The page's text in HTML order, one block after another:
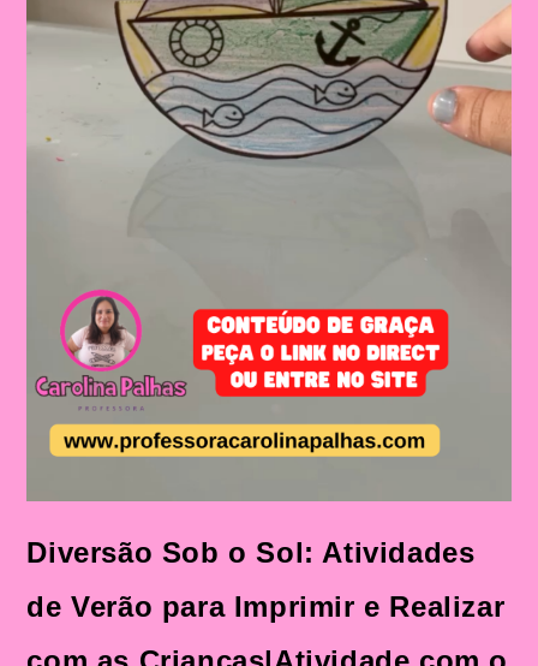
Diversão Sob o Sol: Atividades
de Verão para Imprimir e Realizar